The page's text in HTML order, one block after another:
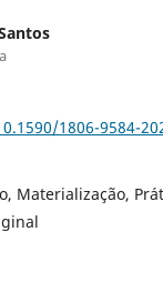
1806-9584-
Materialização,